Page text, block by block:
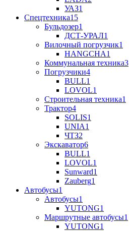
УАЗ1
Спецтехника15
Бульдозер1
ДСТ-УРАЛ1
Вилочный погрузчик1
HANGCHA1
Коммунальная техника3
Погрузчики4
BULL1
LOVOL1
Строительная техника1
Трактор4
SOLIS1
UNIA1
ЧТЗ2
Экскаватор6
BULL1
LOVOL1
Sunward1
Zauberg1
Автобусы1
Автобусы1
YUTONG1
Маршрутные автобусы1
YUTONG1